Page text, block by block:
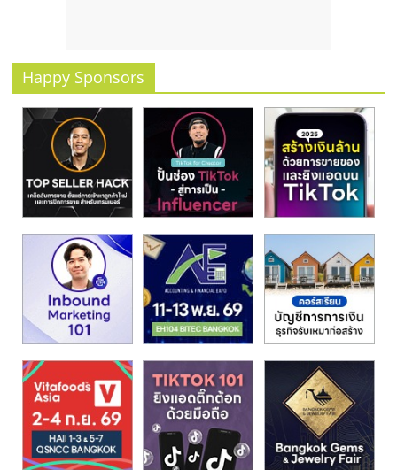
Happy Sponsors